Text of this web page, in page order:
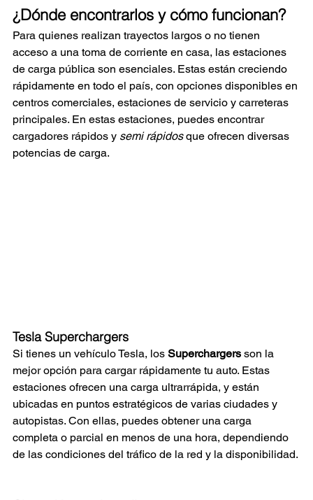
¿Dónde encontrarlos y cómo funcionan?
Para quienes realizan trayectos largos o no tienen
acceso a una toma de corriente en casa, las estaciones
de carga pública son esenciales. Estas están creciendo
rápidamente en todo el país, con opciones disponibles en
centros comerciales, estaciones de servicio y carreteras
principales. En estas estaciones, puedes encontrar
cargadores rápidos y semi rápidos que ofrecen diversas
potencias de carga.
Tesla Superchargers
Si tienes un vehículo Tesla, los Superchargers son la
mejor opción para cargar rápidamente tu auto. Estas
estaciones ofrecen una carga ultrarrápida, y están
ubicadas en puntos estratégicos de varias ciudades y
autopistas. Con ellas, puedes obtener una carga
completa o parcial en menos de una hora, dependiendo
de las condiciones del tráfico de la red y la disponibilidad.